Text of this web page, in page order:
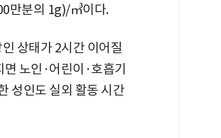
만분의 1g)/㎥이다.
상태가 2시간 이어질
노인·어린이·호흡기
성인도 실외 활동 시간